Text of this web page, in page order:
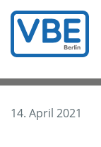
14. April 2021